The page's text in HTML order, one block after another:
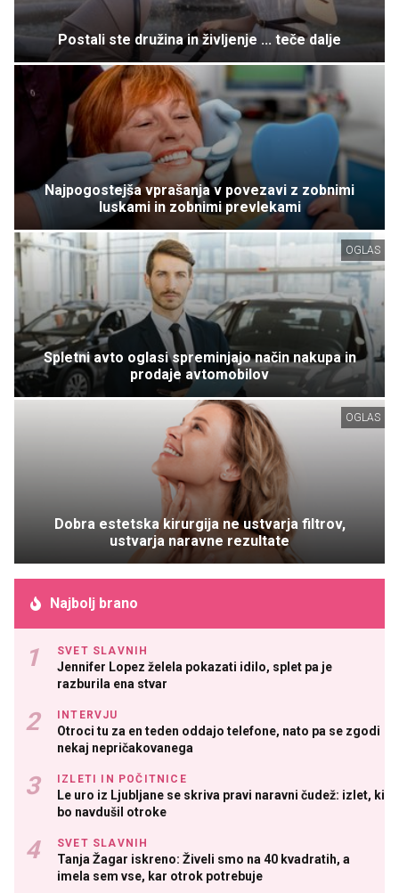
Postali ste družina in življenje ... teče dalje
Najpogostejša vprašanja v povezavi z zobnimi
luskami in zobnimi prevlekami
OGLAS
Spletni avto oglasi spreminjajo način nakupa in
prodaje avtomobilov
OGLAS
Dobra estetska kirurgija ne ustvarja filtrov,
ustvarja naravne rezultate
Najbolj brano
SVET SLAVNIH
Jennifer Lopez želela pokazati idilo, splet pa je
razburila ena stvar
INTERVJU
Otroci tu za en teden oddajo telefone, nato pa se zgodi
nekaj nepričakovanega
IZLETI IN POČITNICE
Le uro iz Ljubljane se skriva pravi naravni čudež: izlet, ki
bo navdušil otroke
SVET SLAVNIH
Tanja Žagar iskreno: Živeli smo na 40 kvadratih, a
imela sem vse, kar otrok potrebuje